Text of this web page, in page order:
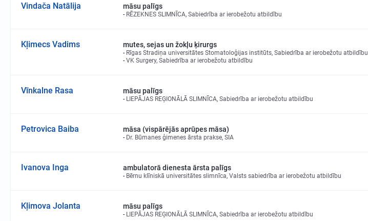
Vindača Natālija māsu palīgs
RĒZEKNES SLIMNĪCA, Sabiedrība ar ierobežotu atbildību
Kļimecs Vadims mutes, sejas un žokļu ķirurgs
Rīgas Stradiņa universitātes Stomatoloģijas institūts, Sabiedrība ar ierobežotu atbildību
VK Surgery, Sabiedrība ar ierobežotu atbildību
Vīnkalne Rasa māsu palīgs
LIEPĀJAS REĢIONĀLĀ SLIMNĪCA, Sabiedrība ar ierobežotu atbildību
Petrovica Baiba māsa (vispārējās aprūpes māsa)
Dr. Būmanes ģimenes ārsta prakse, SIA
Ivanova Inga ambulatorā dienesta ārsta palīgs
Bērnu klīniskā universitātes slimnīca, Valsts sabiedrība ar ierobežotu atbildību
Kļimova Jolanta māsu palīgs
LIEPĀJAS REĢIONĀLĀ SLIMNĪCA, Sabiedrība ar ierobežotu atbildību